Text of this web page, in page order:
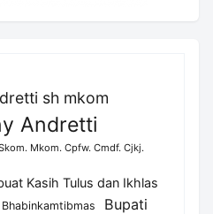
sh mkom
Andretti
Mkom. Cpfw. Cmdf. Cjkj.
Kasih Tulus dan Ikhlas
Bhabinkamtibmas Bupati